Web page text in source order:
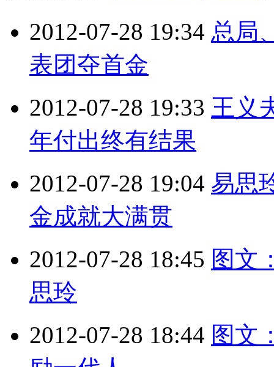
2012-07-28 19:34 总局
表团夺首金
2012-07-28 19:33 王义
年付出终有结果
2012-07-28 19:04 易思
金成就大满贯
2012-07-28 18:45 图文
思玲
2012-07-28 18:44 图文